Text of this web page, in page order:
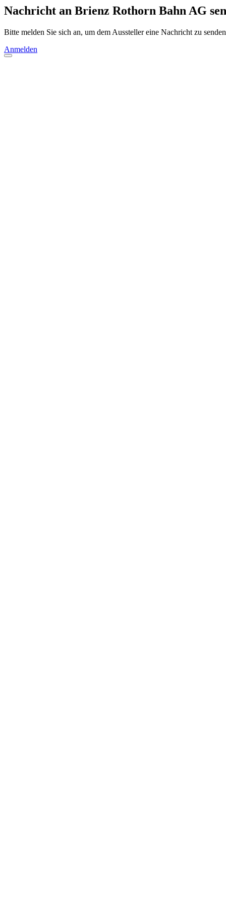
Nachricht an Brienz Rothorn Bahn AG
Bitte melden Sie sich an, um dem Aussteller eine Nachricht zu
Anmelden